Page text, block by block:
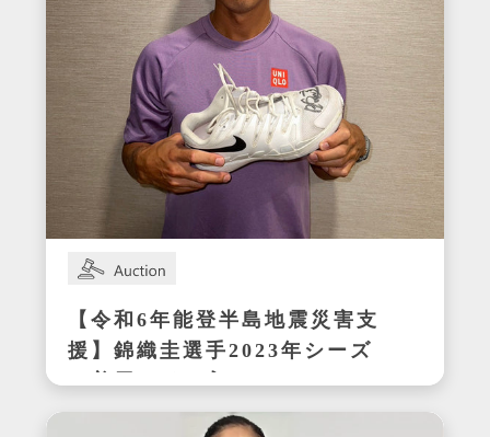
【令和6年能登半島地震災害支
援】錦織圭選手2023年シーズ
ン着用サイン入りテニスシュ
ーズ